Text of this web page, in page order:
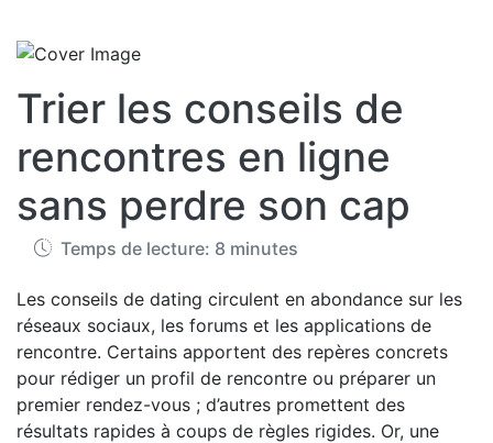
Trier les conseils de
rencontres en ligne
sans perdre son cap
Temps de lecture: 8 minutes
Les conseils de dating circulent en abondance sur les
réseaux sociaux, les forums et les applications de
rencontre. Certains apportent des repères concrets
pour rédiger un profil de rencontre ou préparer un
premier rendez-vous ; d’autres promettent des
résultats rapides à coups de règles rigides. Or, une